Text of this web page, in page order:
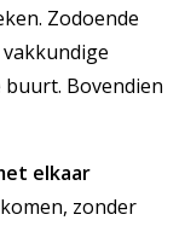
Zodoende
Bovendien
elkaar
zonder